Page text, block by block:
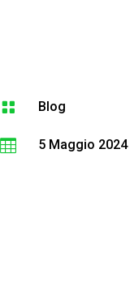
 Blog
 5 Maggio 2024